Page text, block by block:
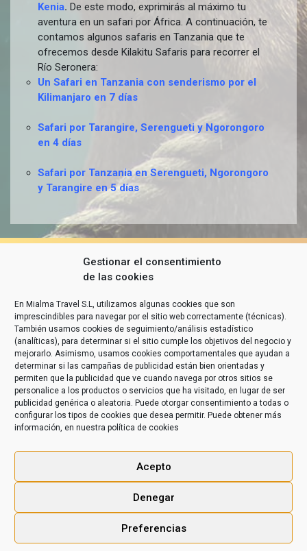
Gestionar el consentimiento
de las cookies
En Mialma Travel S.L, utilizamos algunas cookies que son
imprescindibles para navegar por el sitio web correctamente (técnicas).
También usamos cookies de seguimiento/análisis estadístico
(analíticas), para determinar si el sitio cumple los objetivos del negocio y
mejorarlo. Asimismo, usamos cookies comportamentales que ayudan a
determinar si las campañas de publicidad están bien orientadas y
permiten que la publicidad que ve cuando navega por otros sitios se
personalice a los productos o servicios que ha visitado, en lugar de ser
publicidad genérica o aleatoria. Puede otorgar consentimiento a todas o
configurar los tipos de cookies que desea permitir. Puede obtener más
información, en nuestra política de cookies
Acepto
Denegar
Preferencias
Kenia. De este modo, exprimirás al máximo tu
aventura en un safari por África. A continuación, te
contamos algunos safaris en Tanzania que te
ofrecemos desde Kilakitu Safaris para recorrer el
Río Seronera:
Un Safari en Tanzania con senderismo por el
Kilimanjaro en 7 días
Safari por Tarangire, Serengueti y Ngorongoro
en 4 días
Safari por Tanzania en Serengueti, Ngorongoro
y Tarangire en 5 días
Aviso legal|Condiciones Generales de